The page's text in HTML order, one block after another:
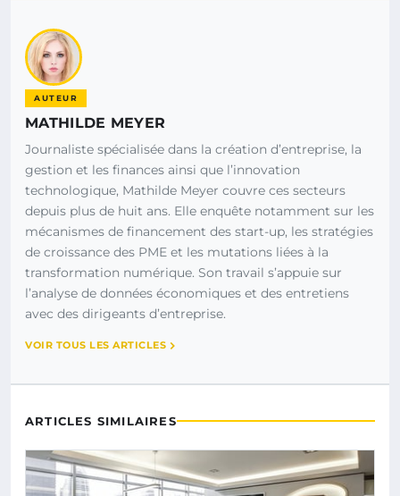
AUTEUR
MATHILDE MEYER
Journaliste spécialisée dans la création d’entreprise, la
gestion et les finances ainsi que l’innovation
technologique, Mathilde Meyer couvre ces secteurs
depuis plus de huit ans. Elle enquête notamment sur les
mécanismes de financement des start-up, les stratégies
de croissance des PME et les mutations liées à la
transformation numérique. Son travail s’appuie sur
l’analyse de données économiques et des entretiens
avec des dirigeants d’entreprise.
VOIR TOUS LES ARTICLES
ARTICLES SIMILAIRES